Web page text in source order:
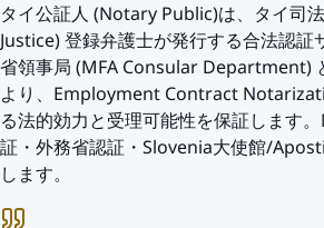
タイ公証人 (Notary Public)は、タイ司
Justice) 登録弁護士が発行する合法認証
省領事局 (MFA Consular Department)
より、Employment Contract
る法的効力と受理可能性を保証します
証・外務省認証・Slovenia大使館/
します。